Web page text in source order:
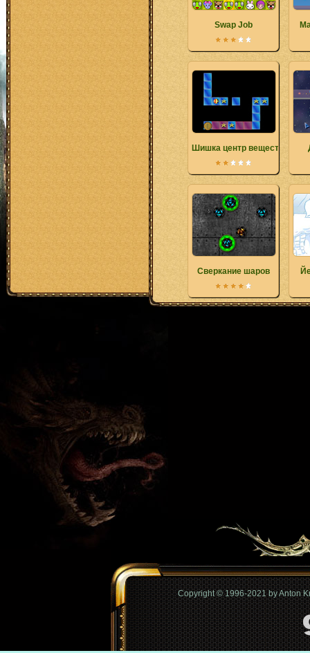
Swap Job
Шишка центр вещества
Сверкание шаров
Copyright © 1996-2021 by Anton